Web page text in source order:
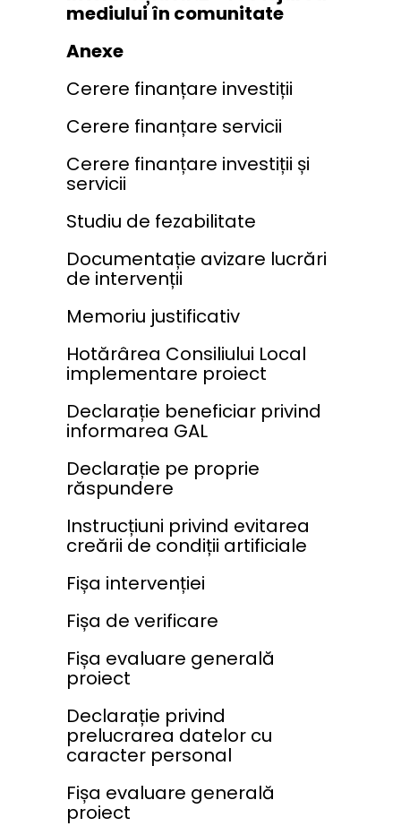
mediului în comunitate
Anexe
Cerere finanțare investiții
Cerere finanțare servicii
Cerere finanțare investiții și
servicii
Studiu de fezabilitate
Documentație avizare lucrări
de intervenții
Memoriu justificativ
Hotărârea Consiliului Local
implementare proiect
Declarație beneficiar privind
informarea GAL
Declarație pe proprie
răspundere
Instrucțiuni privind evitarea
creării de condiții artificiale
Fișa intervenției
Fișa de verificare
Fișa evaluare generală
proiect
Declarație privind
prelucrarea datelor cu
caracter personal
Fișa evaluare generală
proiect